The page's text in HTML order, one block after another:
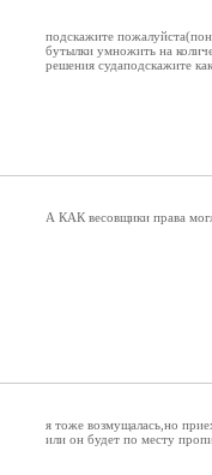
подскажите
бутылки умножить на
решения судаподскажите
А КАК весовщики права
я тоже возмущалась,но
или он будет по месту